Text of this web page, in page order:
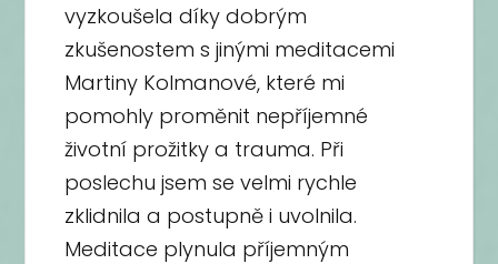
vyzkoušela díky dobrým
zkušenostem s jinými meditacemi
Martiny Kolmanové, které mi
pomohly proměnit nepříjemné
životní prožitky a trauma. Při
poslechu jsem se velmi rychle
zklidnila a postupně i uvolnila.
Meditace plynula příjemným